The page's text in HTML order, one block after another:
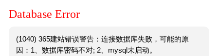
Database Error
(1040) 365建站错误警告：连接数据库失败，可能的原
因：1、数据库密码不对; 2、mysql未启动。